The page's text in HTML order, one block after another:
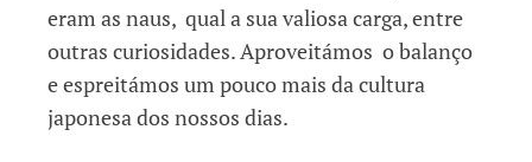
eram as naus, qual a sua valiosa carga, entre
outras curiosidades. Aproveitámos o balanço
e espreitámos um pouco mais da cultura
japonesa dos nossos dias.